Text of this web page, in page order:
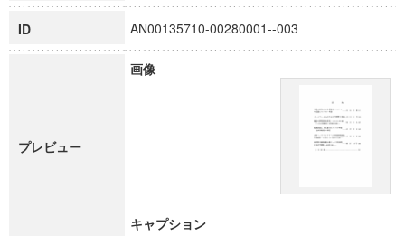
ID AN00135710-00280001--003
プレビュー
画像
キャプション